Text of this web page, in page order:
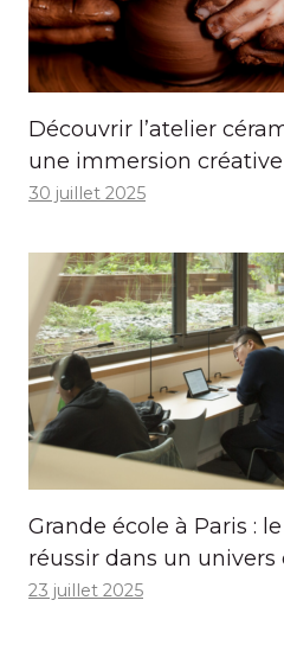
Découvrir l’atelier
une immersion
30 juillet 2025
Grande école à Paris :
réussir dans un
23 juillet 2025